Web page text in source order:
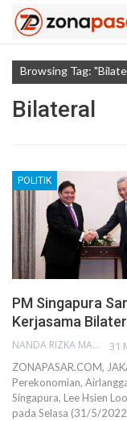
Browsing Tag:
Bilateral
POLITIK
PM Singapura
Kerjasama
NANDA RIZKA MAHENDRA 31
ZONAPASAR.COM,
Perekonomian,
Singapura, Lee Hsien
pada Selasa (31/5/